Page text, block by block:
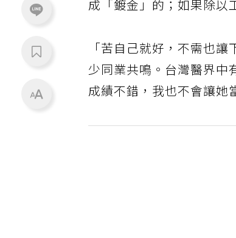
成「鍍金」的；如果除以
「苦自己就好，不需也
少同業共鳴。台灣醫界中
成績不錯，我也不會讓她